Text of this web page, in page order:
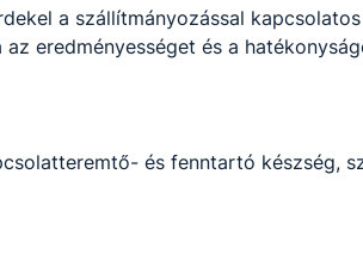
a szállítmányozással
eredményességet és a
és fenntartó készség,